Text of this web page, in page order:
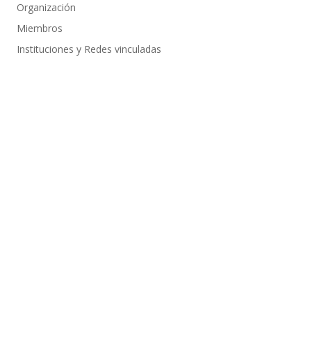
Organización
Miembros
Instituciones y Redes vinculadas